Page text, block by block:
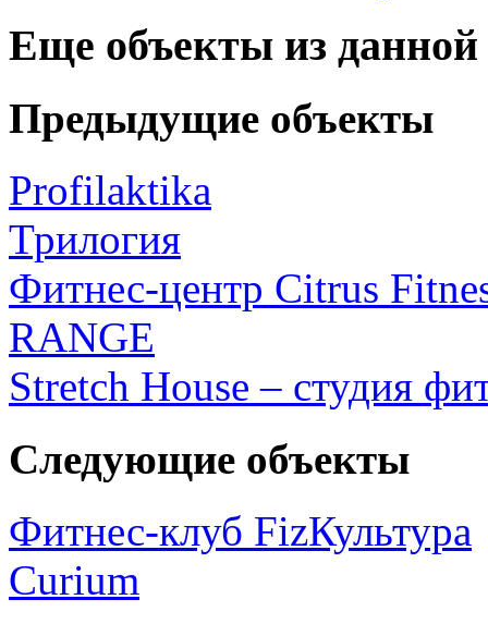
Еще объекты из данной
Предыдущие объекты
Profilaktika
Трилогия
Фитнес-центр Citrus
RANGE
Stretch House – студия
Следующие объекты
Фитнес-клуб FizКультура
Curium